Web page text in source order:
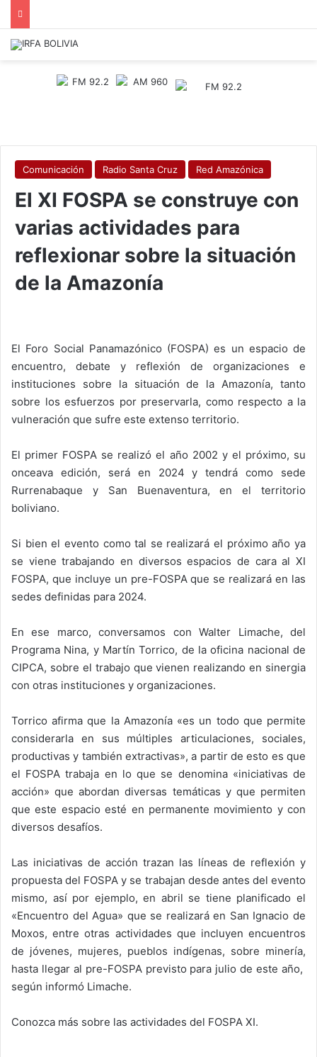
Comunicación Radio Santa Cruz Red Amazónica
El XI FOSPA se construye con
varias actividades para
reflexionar sobre la situación
de la Amazonía
El Foro Social Panamazónico (FOSPA) es un espacio de
encuentro, debate y reflexión de organizaciones e
instituciones sobre la situación de la Amazonía, tanto
sobre los esfuerzos por preservarla, como respecto a la
vulneración que sufre este extenso territorio.
El primer FOSPA se realizó el año 2002 y el próximo, su
onceava edición, será en 2024 y tendrá como sede
Rurrenabaque y San Buenaventura, en el territorio
boliviano.
Si bien el evento como tal se realizará el próximo año ya
se viene trabajando en diversos espacios de cara al XI
FOSPA, que incluye un pre-FOSPA que se realizará en las
sedes definidas para 2024.
En ese marco, conversamos con Walter Limache, del
Programa Nina, y Martín Torrico, de la oficina nacional de
CIPCA, sobre el trabajo que vienen realizando en sinergia
con otras instituciones y organizaciones.
Torrico afirma que la Amazonía «es un todo que permite
considerarla en sus múltiples articulaciones, sociales,
productivas y también extractivas», a partir de esto es que
el FOSPA trabaja en lo que se denomina «iniciativas de
acción» que abordan diversas temáticas y que permiten
que este espacio esté en permanente movimiento y con
diversos desafíos.
Las iniciativas de acción trazan las líneas de reflexión y
propuesta del FOSPA y se trabajan desde antes del evento
mismo, así por ejemplo, en abril se tiene planificado el
«Encuentro del Agua» que se realizará en San Ignacio de
Moxos, entre otras actividades que incluyen encuentros
de jóvenes, mujeres, pueblos indígenas, sobre minería,
hasta llegar al pre-FOSPA previsto para julio de este año,
según informó Limache.
Conozca más sobre las actividades del FOSPA XI.